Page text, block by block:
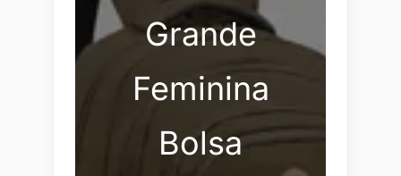
Grande
Feminina
Bolsa